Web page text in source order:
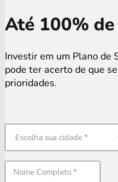
Até 100%
Investir em um Plano de
pode ter acerto de que
prioridades.